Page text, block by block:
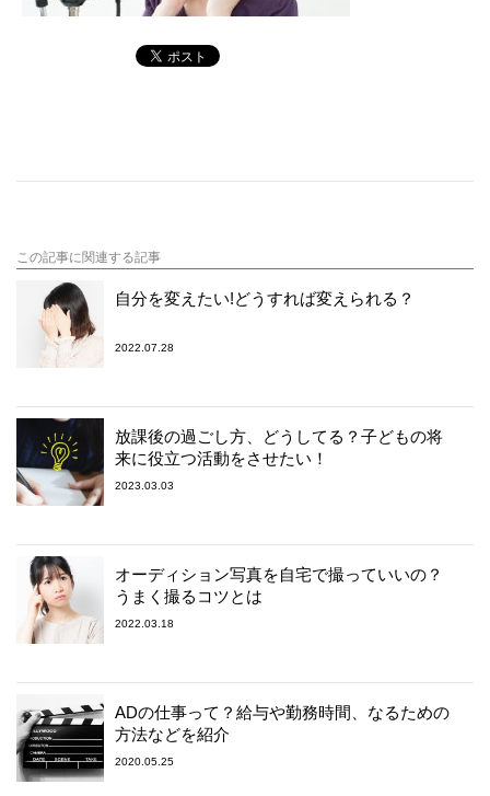
この記事に関連する記事
自分を変えたい!どうすれば変えられる？
2022.07.28
放課後の過ごし方、どうしてる？子どもの将
来に役立つ活動をさせたい！
2023.03.03
オーディション写真を自宅で撮っていいの？
うまく撮るコツとは
2022.03.18
ADの仕事って？給与や勤務時間、なるための
方法などを紹介
2020.05.25